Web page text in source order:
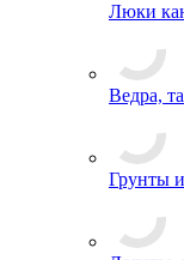
Люки
Ведра,
Грунты